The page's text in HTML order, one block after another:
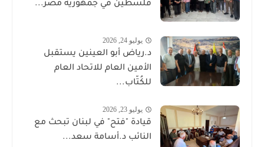
فلسطين في جمهورية مصر...
يوليو 24, 2026
د.رياض أبو العينين يستقبل
الأمين العام للاتحاد العام
للكُتّاب...
يوليو 23, 2026
قيادة "فتح" في لبنان تبحث مع
النائب د.أسامة سعد...